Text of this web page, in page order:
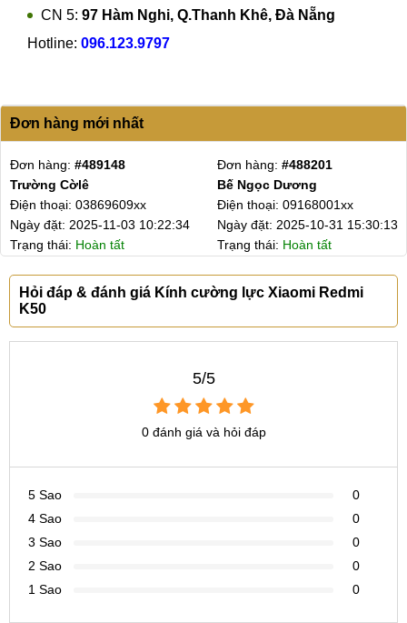
CN 5: 97 Hàm Nghi, Q.Thanh Khê, Đà Nẵng
Hotline: 096.123.9797
Đơn hàng mới nhất
Đơn hàng: #485890
Lan Anh
Điện thoại: 03320261xx
Ngày đặt: 2025-10-25 10:26:26
Trạng thái: Đang vận chuyển
Đơn hàng: #484797
MA VĂN ĐẠT
Điện thoại: 03396799xx
Ngày đặt: 2025-10-22 12:17:15
Trạng thái: Hoàn tất
Hỏi đáp & đánh giá Kính cường lực Xiaomi Redmi
K50
5/5
0 đánh giá và hỏi đáp
5 Sao
0
4 Sao
0
3 Sao
0
2 Sao
0
1 Sao
0